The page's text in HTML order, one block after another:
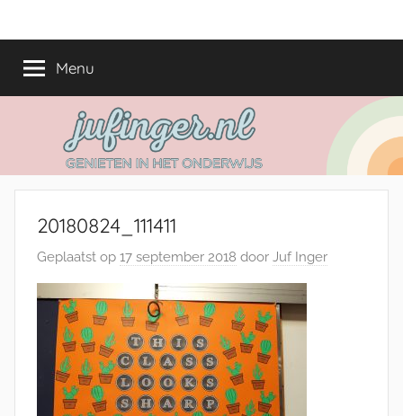
naarjufinger.nl
het
onderwijs
Menu
20180824_111411
Geplaatst op 17 september 2018 door Juf Inger